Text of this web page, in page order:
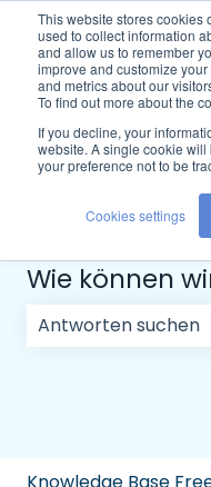
This website stores cookies
used to collect information
and allow us to remember
improve and customize
and metrics about our
To find out more about the
If you decline, your
website. A single cookie
your preference not to be
Cookies settings
Deutsch
Wie können
Knowledge Base